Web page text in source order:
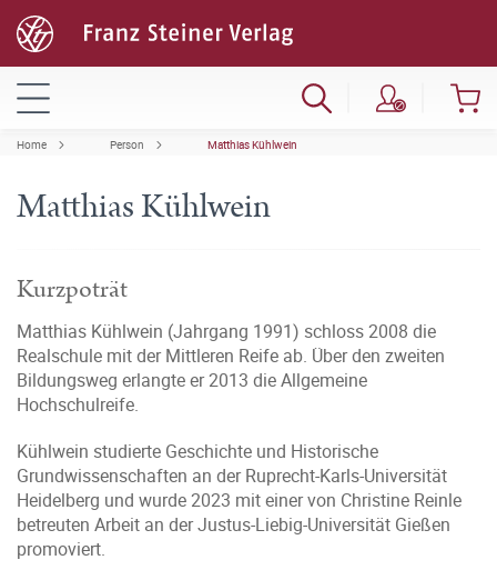
Home Person Matthias Kühlwein
Matthias Kühlwein
Kurzpoträt
Matthias Kühlwein (Jahrgang 1991) schloss 2008 die
Realschule mit der Mittleren Reife ab. Über den zweiten
Bildungsweg erlangte er 2013 die Allgemeine
Hochschulreife.
Kühlwein studierte Geschichte und Historische
Grundwissenschaften an der Ruprecht-Karls-Universität
Heidelberg und wurde 2023 mit einer von Christine Reinle
betreuten Arbeit an der Justus-Liebig-Universität Gießen
promoviert.